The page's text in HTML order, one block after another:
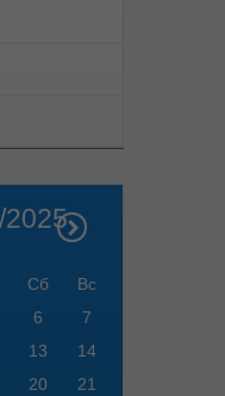
/2025
Сб
Вс
6
7
13
14
20
21